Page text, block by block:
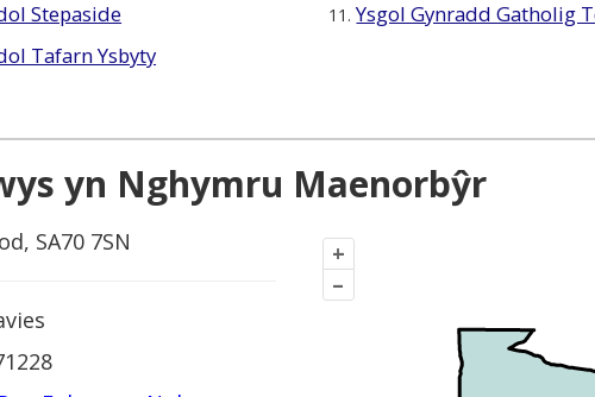
Stepaside
Tafarn Ysbyty
11.Ysgol Gynradd Gatholig
yn Nghymru Maenorbŷr
SA70 7SN
+
–